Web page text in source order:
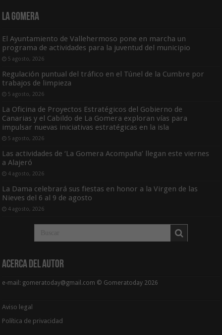
La Gomera
El Ayuntamiento de Vallehermoso pone en marcha un
programa de actividades para la juventud del municipio
5 agosto, 2026
Regulación puntual del tráfico en el Túnel de la Cumbre por
trabajos de limpieza
5 agosto, 2026
La Oficina de Proyectos Estratégicos del Gobierno de
Canarias y el Cabildo de La Gomera exploran vías para
impulsar nuevas iniciativas estratégicas en la isla
5 agosto, 2026
Las actividades de ‘La Gomera Acompaña’ llegan este viernes
a Alajeró
4 agosto, 2026
La Dama celebrará sus fiestas en honor a la Virgen de las
Nieves del 6 al 9 de agosto
4 agosto, 2026
Acerca del Autor
e-mail: gomeratoday@gmail.com © Gomeratoday 2026
Aviso legal
Política de privacidad